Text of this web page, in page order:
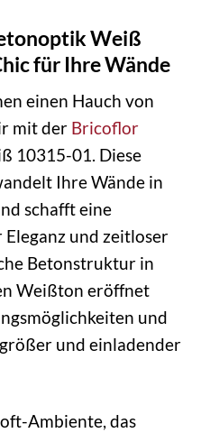
Weiß
für Ihre Wände
einen Hauch von
mit der Bricoflor
10315-01. Diese
Ihre Wände in
schafft eine
und zeitloser
Betonstruktur in
Weißton eröffnet
und
und einladender
Ambiente, das